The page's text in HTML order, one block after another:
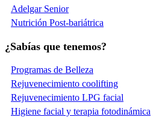
Adelgar Senior
Nutrición Post-bariátrica
¿Sabías que tenemos?
Programas de Belleza
Rejuvenecimiento coolifting
Rejuvenecimiento LPG facial
Higiene facial y terapia fotodinámica